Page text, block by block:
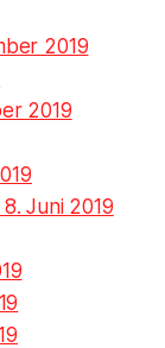
2019
2019
Juni 2019